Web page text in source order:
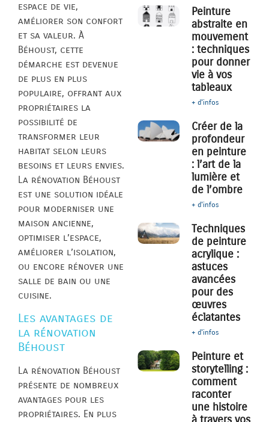
espace de vie,
améliorer son confort
et sa valeur. À
Béhoust, cette
démarche est devenue
de plus en plus
populaire, offrant aux
propriétaires la
possibilité de
transformer leur
habitat selon leurs
besoins et leurs envies.
La rénovation Béhoust
est une solution idéale
pour moderniser une
maison ancienne,
optimiser l’espace,
améliorer l’isolation,
ou encore rénover une
salle de bain ou une
cuisine.
Les avantages de
la rénovation
Béhoust
La rénovation Béhoust
présente de nombreux
avantages pour les
propriétaires. En plus
Peinture
abstraite en
mouvement
: techniques
pour donner
vie à vos
tableaux
+ d'infos
Créer de la
profondeur
en peinture
: l’art de la
lumière et
de l’ombre
+ d'infos
Techniques
de peinture
acrylique :
astuces
avancées
pour des
œuvres
éclatantes
+ d'infos
Peinture et
storytelling :
comment
raconter
une histoire